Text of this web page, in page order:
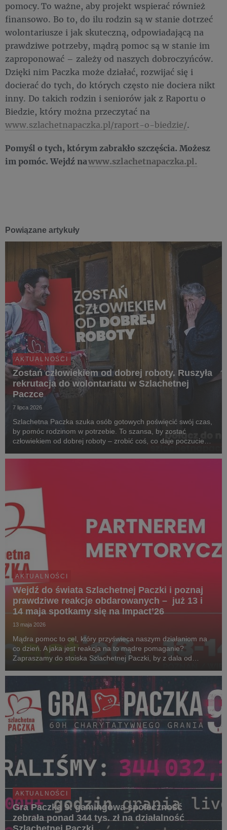
pomocy. To ważne, aby projekt wspierać również
finansowo. Bo to, do ilu rodzin są w stanie dotrzeć
wolontariusze i jak skuteczną, odpowiadającą na
prawdziwe potrzeby, mądrą pomoc są w stanie im
zaproponować – zależy od naszych dobroczyńców.
Dzięki nim Paczka może działać, rozwijać się i
docierać do tych, do których często nie dociera nikt
inny. Do takich rodzin i seniorów jak z Raportu o
Biedzie, który można przeczytać na
www.szlachetnapaczka.pl/raport-o-biedzie/.
Pomyśl o tych, którym zabrakło szczęścia. Możesz
im pomóc. Wejdź nawww.szlachetnapaczka.pl.
Powiązane artykuły
AKTUALNOŚCI
Zostań człowiekiem od dobrej roboty. Ruszyła
rekrutacja do wolontariatu w Szlachetnej
Paczce
7 lipca 2026
Szlachetna Paczka szuka osób gotowych poświęcić swój czas,
by pomóc rodzinom w potrzebie. To szansa, by zostać
człowiekiem od dobrej roboty – zrobić coś, co daje poczucie
potrzebujących. Dołącz do Paczki na www.s...
AKTUALNOŚCI
Wejdź do świata Szlachetnej Paczki i poznaj
prawdziwe reakcje obdarowanych – już 13 i
14 maja spotkamy się na Impact’26
13 maja 2026
Mądra pomoc to cel, który przyświeca naszym działaniom na
co dzień. A jaka jest reakcja na to mądre pomaganie?
Zapraszamy do stoiska Szlachetnej Paczki, by z dala od
prawdziwych emocji. Wystarczy wygodnie usiąść, zało...
AKTUALNOŚCI
Gra Paczka 9: gamingowa społeczność
zebrała ponad 344 tys. zł na działalność